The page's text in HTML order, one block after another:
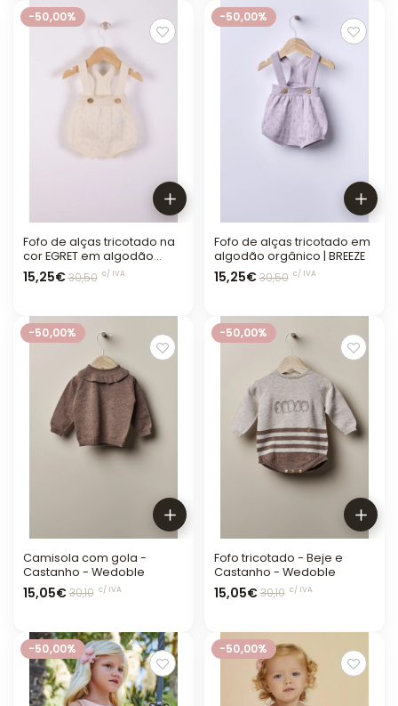
-50,00%
Fofo de alças tricotado na
cor EGRET em algodão
orgânico
15,25€30,50 c/ IVA
-50,00%
Fofo de alças tricotado em
algodão orgânico | BREEZE
15,25€30,50 c/ IVA
-50,00%
Camisola com gola -
Castanho - Wedoble
15,05€30,10 c/ IVA
-50,00%
Fofo tricotado - Beje e
Castanho - Wedoble
15,05€30,10 c/ IVA
-50,00% -50,00%